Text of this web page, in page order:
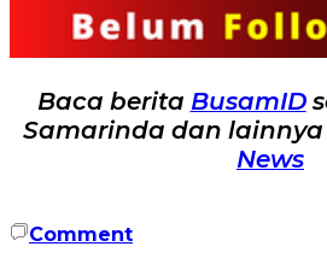
Baca berita BusamID
Samarinda dan
News
Comment